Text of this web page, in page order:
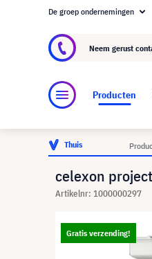
Over visunext.nl
De groep ondernemingen
Neem gerust
Producten
Thuis
celexon
Artikelnr: 1000000297
Gratis verzending!